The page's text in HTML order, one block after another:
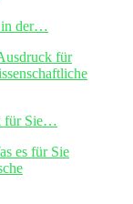
in der…
für Sie…